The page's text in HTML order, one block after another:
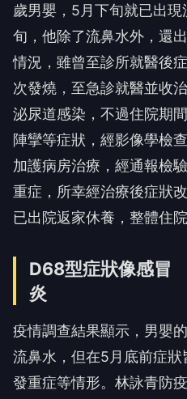
歲男嬰，5月下旬就已出
旬，他除了流鼻水外，還
情況，雖曾至診所就醫後
次發燒，至急診就醫並收
泌尿道感染，不過住院期
陣攣等症狀，經影像學檢
加護病房治療，經通報檢
重症，所幸經治療後症狀
已出院返家休養，整體住
D68型症狀像感冒
炎
疫情調查結果顯示，男嬰
流鼻水，但在5月底前症
發重症等情形。林詠青防